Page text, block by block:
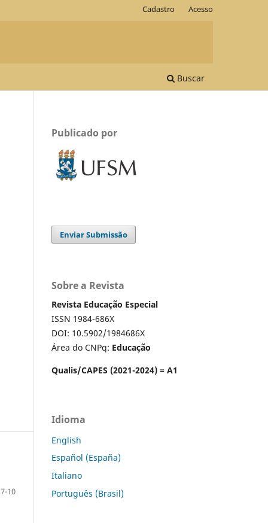
Buscar
Cadastro Acesso
7-10
Publicado por
Enviar Submissão
Sobre a Revista
Revista Educação Especial
ISSN 1984-686X
DOI: 10.5902/1984686X
Área do CNPq: Educação
Qualis/CAPES (2021-2024) = A1
Idioma
English
Español (España)
Italiano
Português (Brasil)